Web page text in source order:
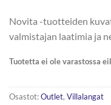
Novita -tuotteiden
valmistajan laatimia ja
Tuotetta ei ole varastossa
Osastot:Outlet, Villalangat